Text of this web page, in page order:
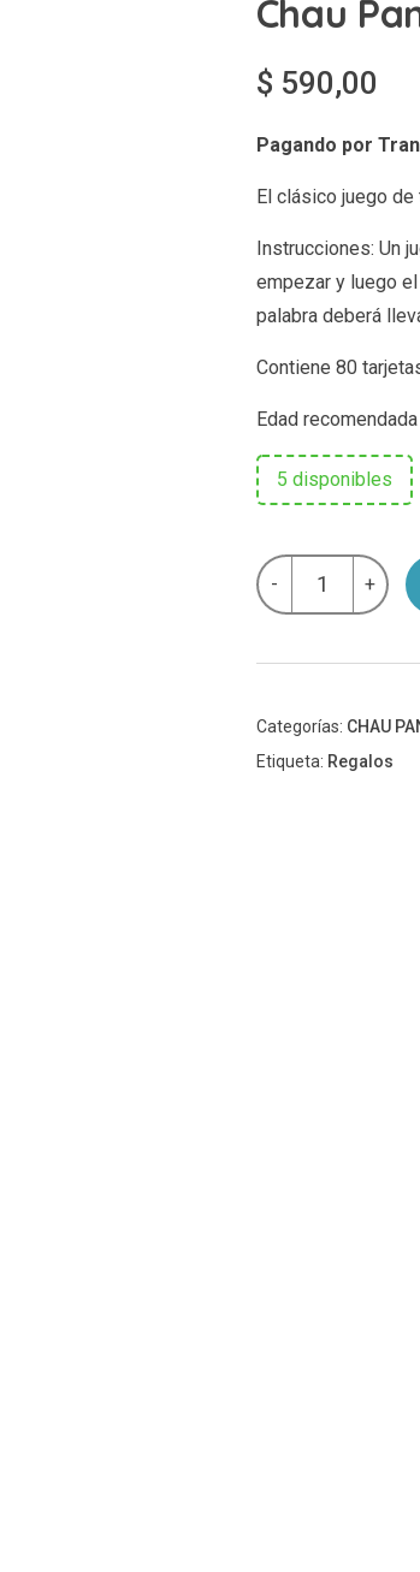
Chau
$ 590,00
Pagando por
El clásico juego
Instrucciones: Un
empezar y luego el
palabra deberá
Contiene 80
Edad
5 disponibles
-
Juego
cartas
cargado
-
+
Categorías: CHAU
Etiqueta: Regalos